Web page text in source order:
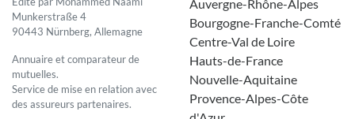
Munkerstraße 4
90443 Nürnberg, Allemagne
Annuaire et comparateur de
mutuelles.
Service de mise en relation avec
des assureurs partenaires.
Auvergne-Rhône-Alpes
Bourgogne-Franche-Comté
Centre-Val de Loire
Hauts-de-France
Nouvelle-Aquitaine
Provence-Alpes-Côte